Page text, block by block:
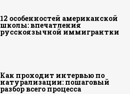
12 особенностей американской
школы: впечатления
русскоязычной иммигрантки
Как проходит интервью по
натурализации: пошаговый
разбор всего процесса